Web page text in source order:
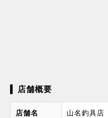
店舗概要
店舗名 山名釣具店